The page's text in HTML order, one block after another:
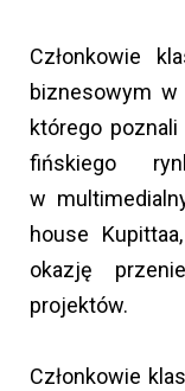
Członkowie
biznesowym
którego poznali
fińskiego
w
house
okazję
projektów.
Członkowie